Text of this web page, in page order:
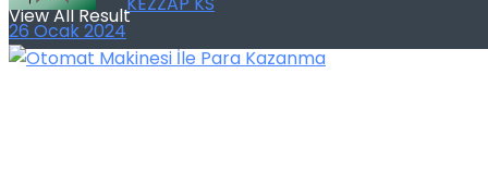
View All Result
26 Ocak 2024